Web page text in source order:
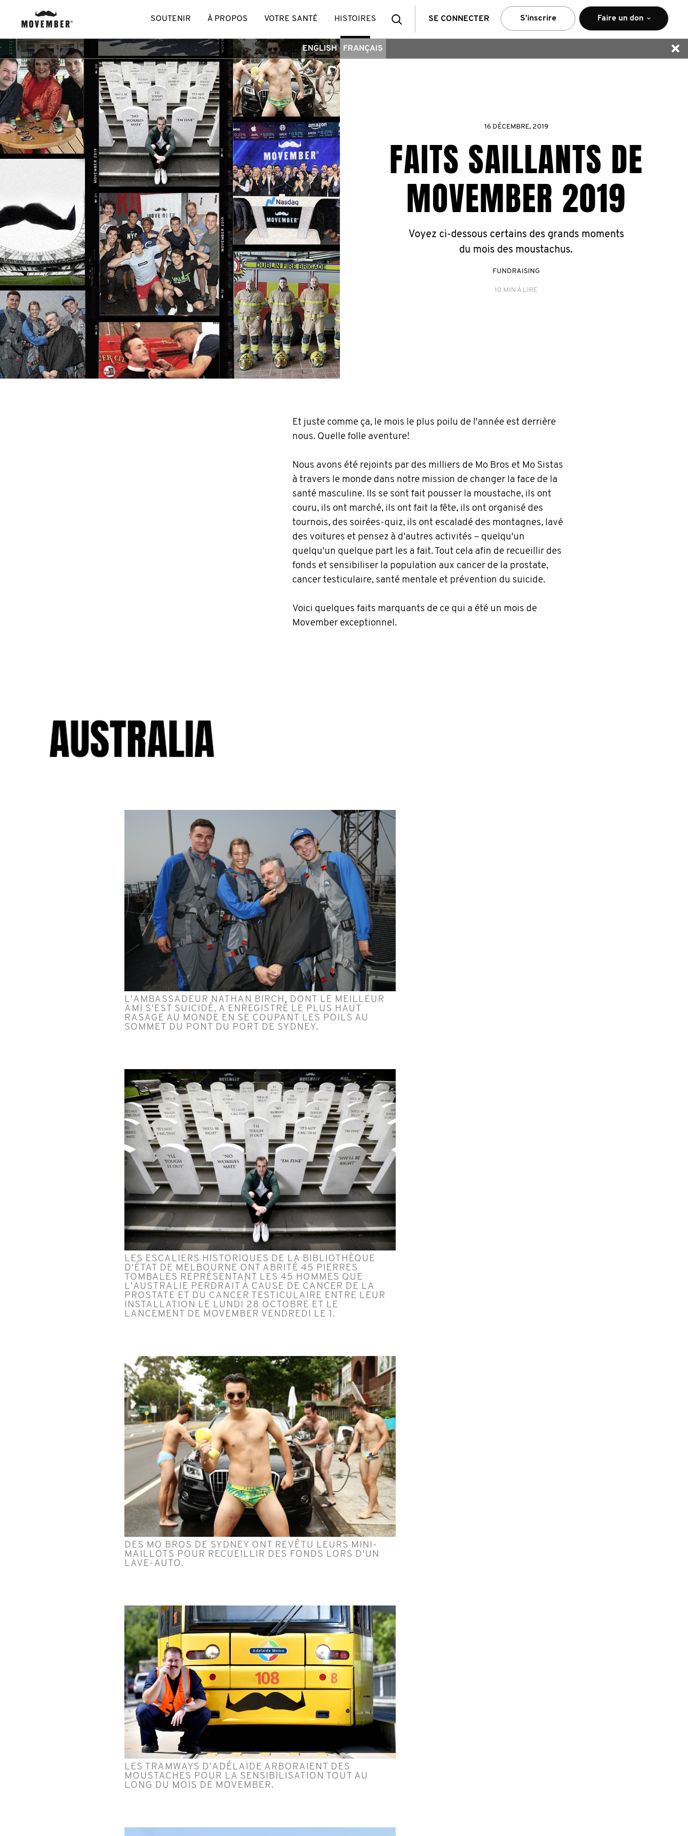
RechercheSE CONNECTER S’inscrire Faire un don
SOUTENIR À PROPOS VOTRE SANTÉ HISTOIRES
ENGLISH FRANÇAIS
16 DÉCEMBRE, 2019
FAITS SAILLANTS DE
MOVEMBER 2019
Voyez ci-dessous certains des grands moments
du mois des moustachus.
FUNDRAISING
10 MIN À LIRE
Et juste comme ça, le mois le plus poilu de l'année est derrière
nous. Quelle folle aventure!
Nous avons été rejoints par des milliers de Mo Bros et Mo Sistas
à travers le monde dans notre mission de changer la face de la
santé masculine. Ils se sont fait pousser la moustache, ils ont
couru, ils ont marché, ils ont fait la fête, ils ont organisé des
tournois, des soirées-quiz, ils ont escaladé des montagnes, lavé
des voitures et pensez à d'autres activités – quelqu'un
quelqu'un quelque part les a fait. Tout cela afin de recueillir des
fonds et sensibiliser la population aux cancer de la prostate,
cancer testiculaire, santé mentale et prévention du suicide.
Voici quelques faits marquants de ce qui a été un mois de
Movember exceptionnel.
L'AMBASSADEUR NATHAN BIRCH, DONT LE MEILLEUR
AMI S'EST SUICIDÉ, A ENREGISTRÉ LE PLUS HAUT
RASAGE AU MONDE EN SE COUPANT LES POILS AU
SOMMET DU PONT DU PORT DE SYDNEY.
LES ESCALIERS HISTORIQUES DE LA BIBLIOTHÈQUE
D'ÉTAT DE MELBOURNE ONT ABRITÉ 45 PIERRES
TOMBALES REPRÉSENTANT LES 45 HOMMES QUE
L'AUSTRALIE PERDRAIT À CAUSE DE CANCER DE LA
PROSTATE ET DU CANCER TESTICULAIRE ENTRE LEUR
INSTALLATION LE LUNDI 28 OCTOBRE ET LE
LANCEMENT DE MOVEMBER VENDREDI LE 1.
DES MO BROS DE SYDNEY ONT REVÊTU LEURS MINI-
MAILLOTS POUR RECUEILLIR DES FONDS LORS D'UN
LAVE-AUTO.
LES TRAMWAYS D'ADÉLAÏDE ARBORAIENT DES
MOUSTACHES POUR LA SENSIBILISATION TOUT AU
LONG DU MOIS DE MOVEMBER.